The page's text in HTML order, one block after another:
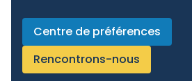
Centre de préférences
Rencontrons-nous